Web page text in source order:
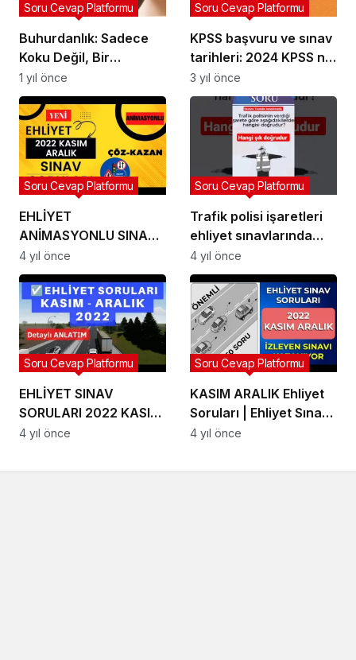
Buhurdanlık: Sadece
Koku Değil, Bir
Dönüşüm Nesnesi
Soru Cevap Platformu
1 yıl önce
KPSS başvuru ve sınav
tarihleri: 2024 KPSS ne
zaman
Soru Cevap Platformu
3 yıl önce
EHLİYET
ANİMASYONLU SINAV
SORULARI YENİ KASIM-
ARALIK #Ehliyet Sınav
Soruları
Soru Cevap Platformu
4 yıl önce
Trafik polisi işaretleri
ehliyet sınavlarında
çıktı
#ehliyetsınavsoruları
#ehliyeteğitimi #shorts
#Ehliyet Sınav Soruları
Soru Cevap Platformu
4 yıl önce
EHLİYET SINAV
SORULARI 2022 KASIM,
ARALIK ☑️ #Ehliyet
Soru Cevap Platformu
4 yıl önce
KASIM ARALIK Ehliyet
Soruları | Ehliyet Sınavı
Soruları | 2022 Çıkmış
Soru Cevap Platformu
4 yıl önce